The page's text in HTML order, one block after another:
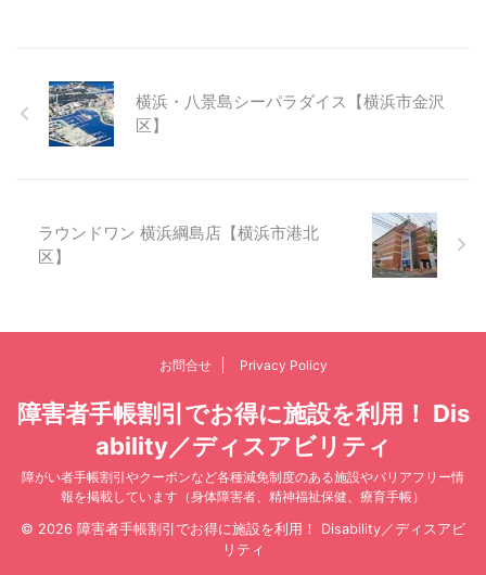
横浜・八景島シーパラダイス【横浜市金沢
区】
ラウンドワン 横浜綱島店【横浜市港北
区】
お問合せ Privacy Policy
障害者手帳割引でお得に施設を利用！ Dis
ability／ディスアビリティ
障がい者手帳割引やクーポンなど各種減免制度のある施設やバリアフリー情
報を掲載しています（身体障害者、精神福祉保健、療育手帳）
© 2026 障害者手帳割引でお得に施設を利用！ Disability／ディスアビ
リティ